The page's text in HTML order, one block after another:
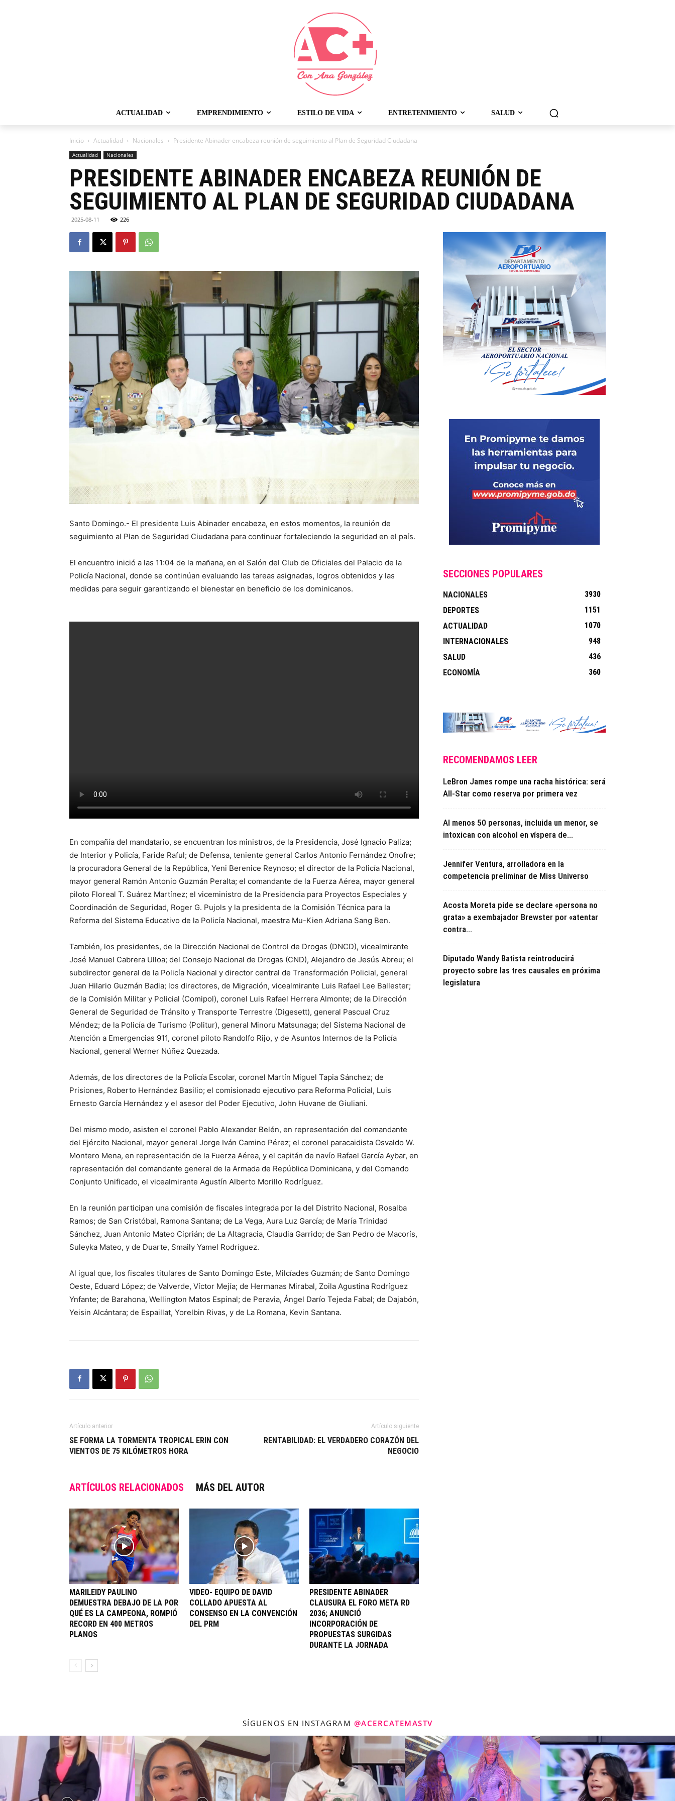
ACTUALIDAD EMPRENDIMIENTO ESTILO DE VIDA ENTRETENIMIENTO SALUD
Inicio Actualidad Nacionales Presidente Abinader encabeza reunión de seguimiento al Plan de Seguridad Ciudadana
Actualidad Nacionales
PRESIDENTE ABINADER ENCABEZA REUNIÓN DE
SEGUIMIENTO AL PLAN DE SEGURIDAD CIUDADANA
2025-08-11 226
Santo Domingo.- El presidente Luis Abinader encabeza, en estos momentos, la reunión de
seguimiento al Plan de Seguridad Ciudadana para continuar fortaleciendo la seguridad en el país.
El encuentro inició a las 11:04 de la mañana, en el Salón del Club de Oficiales del Palacio de la
Policía Nacional, donde se continúan evaluando las tareas asignadas, logros obtenidos y las
medidas para seguir garantizando el bienestar en beneficio de los dominicanos.
En compañía del mandatario, se encuentran los ministros, de la Presidencia, José Ignacio Paliza;
de Interior y Policía, Faride Raful; de Defensa, teniente general Carlos Antonio Fernández Onofre;
la procuradora General de la República, Yeni Berenice Reynoso; el director de la Policía Nacional,
mayor general Ramón Antonio Guzmán Peralta; el comandante de la Fuerza Aérea, mayor general
piloto Floreal T. Suárez Martínez; el viceministro de la Presidencia para Proyectos Especiales y
Coordinación de Seguridad, Roger G. Pujols y la presidenta de la Comisión Técnica para la
Reforma del Sistema Educativo de la Policía Nacional, maestra Mu-Kien Adriana Sang Ben.
También, los presidentes, de la Dirección Nacional de Control de Drogas (DNCD), vicealmirante
José Manuel Cabrera Ulloa; del Consejo Nacional de Drogas (CND), Alejandro de Jesús Abreu; el
subdirector general de la Policía Nacional y director central de Transformación Policial, general
Juan Hilario Guzmán Badia; los directores, de Migración, vicealmirante Luis Rafael Lee Ballester;
de la Comisión Militar y Policial (Comipol), coronel Luis Rafael Herrera Almonte; de la Dirección
General de Seguridad de Tránsito y Transporte Terrestre (Digesett), general Pascual Cruz
Méndez; de la Policía de Turismo (Politur), general Minoru Matsunaga; del Sistema Nacional de
Atención a Emergencias 911, coronel piloto Randolfo Rijo, y de Asuntos Internos de la Policía
Nacional, general Werner Núñez Quezada.
Además, de los directores de la Policía Escolar, coronel Martín Miguel Tapia Sánchez; de
Prisiones, Roberto Hernández Basilio; el comisionado ejecutivo para Reforma Policial, Luis
Ernesto García Hernández y el asesor del Poder Ejecutivo, John Huvane de Giuliani.
Del mismo modo, asisten el coronel Pablo Alexander Belén, en representación del comandante
del Ejército Nacional, mayor general Jorge Iván Camino Pérez; el coronel paracaidista Osvaldo W.
Montero Mena, en representación de la Fuerza Aérea, y el capitán de navío Rafael García Aybar, en
representación del comandante general de la Armada de República Dominicana, y del Comando
Conjunto Unificado, el vicealmirante Agustín Alberto Morillo Rodríguez.
En la reunión participan una comisión de fiscales integrada por la del Distrito Nacional, Rosalba
Ramos; de San Cristóbal, Ramona Santana; de La Vega, Aura Luz García; de María Trinidad
Sánchez, Juan Antonio Mateo Ciprián; de La Altagracia, Claudia Garrido; de San Pedro de Macorís,
Suleyka Mateo, y de Duarte, Smaily Yamel Rodríguez.
Al igual que, los fiscales titulares de Santo Domingo Este, Milcíades Guzmán; de Santo Domingo
Oeste, Eduard López; de Valverde, Víctor Mejía; de Hermanas Mirabal, Zoila Agustina Rodríguez
Ynfante; de Barahona, Wellington Matos Espinal; de Peravia, Ángel Darío Tejeda Fabal; de Dajabón,
Yeisin Alcántara; de Espaillat, Yorelbin Rivas, y de La Romana, Kevin Santana.
Artículo anterior
SE FORMA LA TORMENTA TROPICAL ERIN CON
VIENTOS DE 75 KILÓMETROS HORA
Artículo siguiente
RENTABILIDAD: EL VERDADERO CORAZÓN DEL
NEGOCIO
ARTÍCULOS RELACIONADOS MÁS DEL AUTOR
MARILEIDY PAULINO
DEMUESTRA DEBAJO DE LA POR
QUÉ ES LA CAMPEONA, ROMPIÓ
RECORD EN 400 METROS
PLANOS
VIDEO- EQUIPO DE DAVID
COLLADO APUESTA AL
CONSENSO EN LA CONVENCIÓN
DEL PRM
PRESIDENTE ABINADER
CLAUSURA EL FORO META RD
2036; ANUNCIÓ
INCORPORACIÓN DE
PROPUESTAS SURGIDAS
DURANTE LA JORNADA
SECCIONES POPULARES
NACIONALES
3930
DEPORTES
1151
ACTUALIDAD
1070
INTERNACIONALES
948
SALUD
436
ECONOMÍA
360
RECOMENDAMOS LEER
LeBron James rompe una racha histórica: será
All-Star como reserva por primera vez
Al menos 50 personas, incluida un menor, se
intoxican con alcohol en víspera de...
Jennifer Ventura, arrolladora en la
competencia preliminar de Miss Universo
Acosta Moreta pide se declare «persona no
grata» a exembajador Brewster por «atentar
contra...
Diputado Wandy Batista reintroducirá
proyecto sobre las tres causales en próxima
legislatura
SÍGUENOS EN INSTAGRAM @ACERCATEMASTV